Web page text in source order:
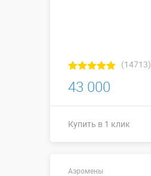
(14713)
43 000
Купить в 1 клик
Аэромены